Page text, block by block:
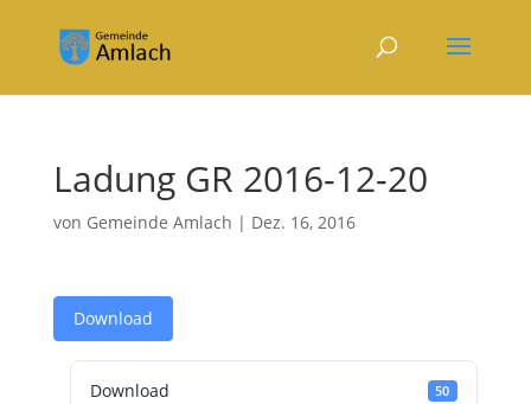
Ladung GR 2016-12-20
von Gemeinde Amlach | Dez. 16, 2016
Download
Download 50